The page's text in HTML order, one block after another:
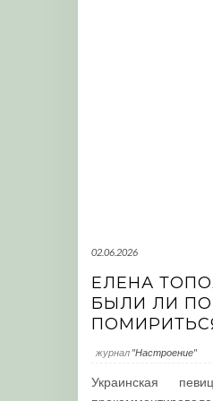
02.06.2026
ЕЛЕНА
БЫЛИ ЛИ
журнал "Настроение"
Украинская